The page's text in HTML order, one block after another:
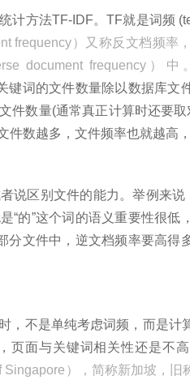
方法TF-IDF。TF就是词频
frequency）又称反文档频率
document frequency）中
键词的文件数量除以数据库文
件数量(通常真正计算时还要
数越多，文件频率也就越高
区别文件的能力。举例来说
“的”这个词的语义重要性很低
分文件中，逆文档频率要高得
不是单纯考虑词频，而是计
页面与关键词相关性还是不
Singapore），简称新加坡，旧